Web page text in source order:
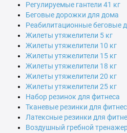
Регулируемые гантели 41 кг
Беговые дорожки для дома
Реабилитационные беговые
Жилеты утяжелители 5 кг
Жилеты утяжелители 10 кг
Жилеты утяжелители 15 кг
Жилеты утяжелители 18 кг
Жилеты утяжелители 20 кг
Жилеты утяжелители 25 кг
Набор резинок для фитнеса
Тканевые резинки для
Латексные резинки для
Воздушный гребной